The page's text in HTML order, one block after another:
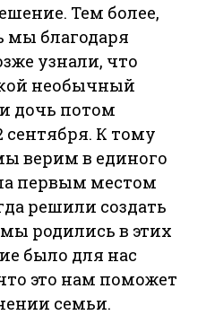
Тем более,
мы благодаря
узнали, что
необычный
дочь потом
сентября. К тому
верим в единого
первым местом
решили создать
родились в этих
было для нас
это нам поможет
семьи.